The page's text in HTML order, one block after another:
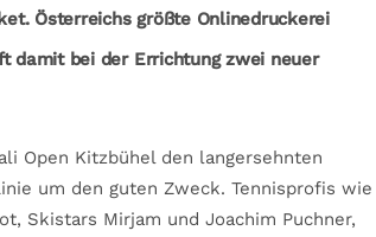
Österreichs größte Onlinedruckerei
damit bei der Errichtung zwei neuer
Open Kitzbühel den langersehnten
um den guten Zweck. Tennisprofis wie
Skistars Mirjam und Joachim Puchner,